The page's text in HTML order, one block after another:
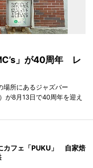
」が40周年 レ
場所にあるジャズバー
が8月13日で40周年を迎え
カフェ「PUKU」 自家焙